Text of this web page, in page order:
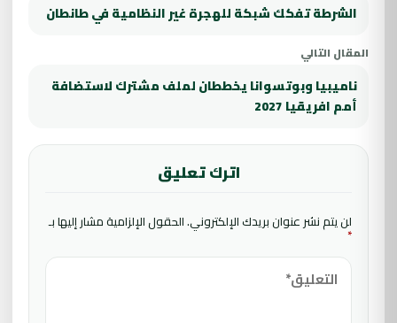
الشرطة تفكك شبكة للهجرة غير النظامية في طانطان
المقال التالي
ناميبيا وبوتسوانا يخططان لملف مشترك لاستضافة
أمم افريقيا 2027
اترك تعليق
لن يتم نشر عنوان بريدك الإلكتروني.الحقول الإلزامية مشار إليها بـ
*